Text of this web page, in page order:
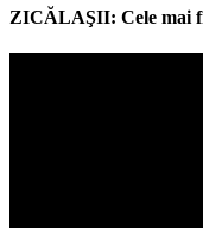
ZICĂLAŞII: Cele mai